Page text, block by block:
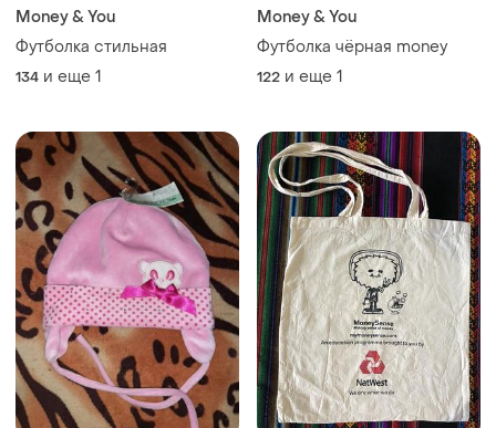
Money & You
Футболка стильная
134 и еще 1
Money & You
Футболка чёрная money
122 и еще 1